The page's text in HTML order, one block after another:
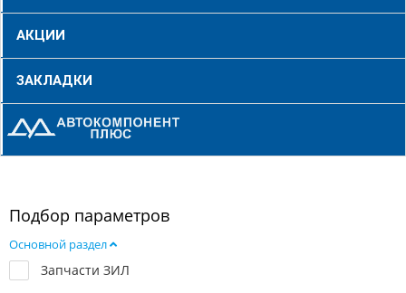
АКЦИИ
ЗАКЛАДКИ
Подбор параметров
Основной раздел
Запчасти ЗИЛ